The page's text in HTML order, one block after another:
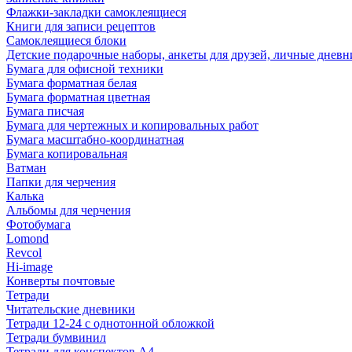
Флажки-закладки самоклеящиеся
Книги для записи рецептов
Самоклеящиеся блоки
Детские подарочные наборы, анкеты для друзей, личные
Бумага для офисной техники
Бумага форматная белая
Бумага форматная цветная
Бумага писчая
Бумага для чертежных и копировальных работ
Бумага масштабно-координатная
Бумага копировальная
Ватман
Папки для черчения
Калька
Альбомы для черчения
Фотобумага
Lomond
Revcol
Hi-image
Конверты почтовые
Тетради
Читательские дневники
Тетради 12-24 с однотонной обложкой
Тетради бумвинил